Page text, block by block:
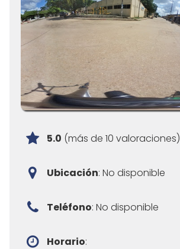
5.0 (más de 10 valoraciones)
Ubicación: No disponible
Teléfono: No disponible
Horario: